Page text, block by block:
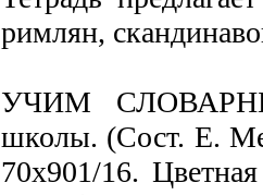
римлян,
УЧИМ
школы. (Сост. Е.
70х901/16.